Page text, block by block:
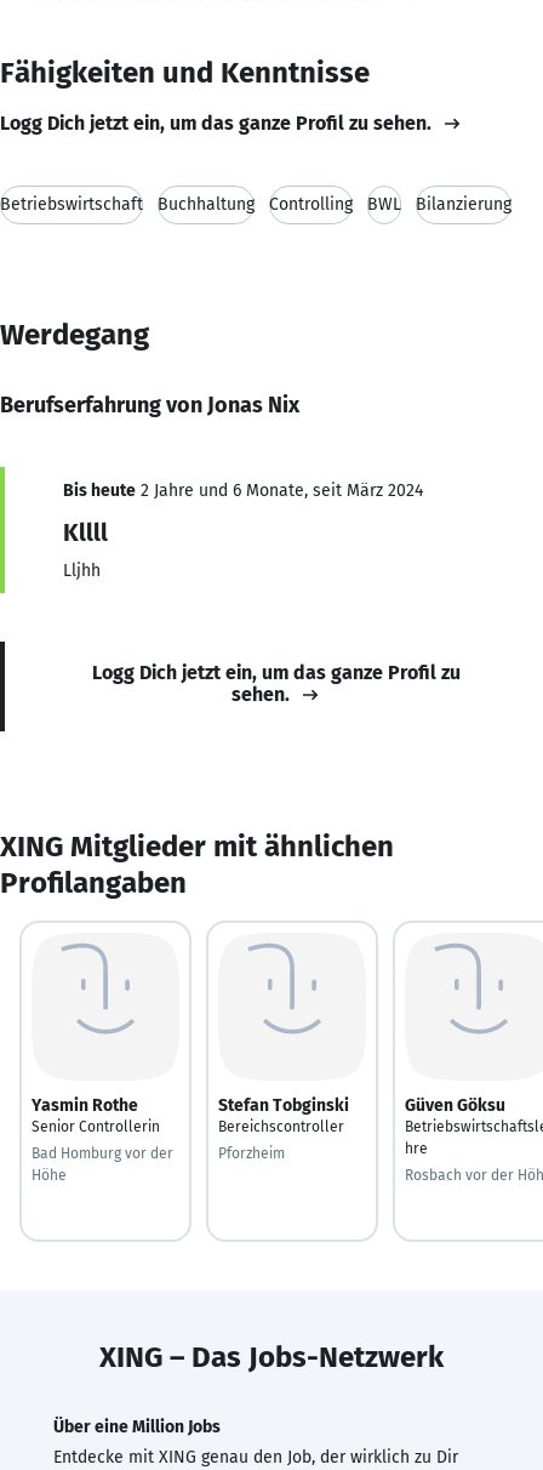
Fähigkeiten und Kenntnisse
Logg Dich jetzt ein, um das ganze Profil zu sehen.
Betriebswirtschaft Buchhaltung Controlling BWL Bilanzierung
Werdegang
Berufserfahrung von Jonas Nix
Bis heute 2 Jahre und 6 Monate, seit März 2024
Kllll
Lljhh
Logg Dich jetzt ein, um das ganze Profil zu
sehen.
XING Mitglieder mit ähnlichen
Profilangaben
Yasmin Rothe
Senior Controllerin
Bad Homburg vor der
Höhe
Stefan Tobginski
Bereichscontroller
Pforzheim
Güven Göksu
hre
Rosbach vor der
XING – Das Jobs-Netzwerk
Über eine Million Jobs
Entdecke mit XING genau den Job, der wirklich zu Dir